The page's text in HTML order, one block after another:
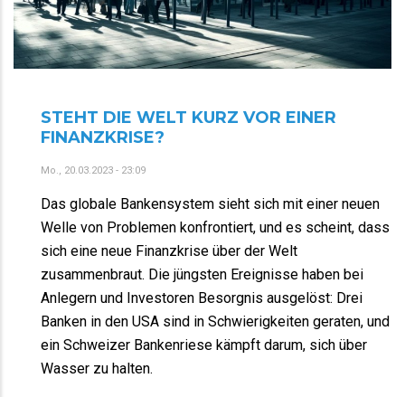
STEHT DIE WELT KURZ VOR EINER
FINANZKRISE?
Mo., 20.03.2023 - 23:09
Das globale Bankensystem sieht sich mit einer neuen
Welle von Problemen konfrontiert, und es scheint, dass
sich eine neue Finanzkrise über der Welt
zusammenbraut. Die jüngsten Ereignisse haben bei
Anlegern und Investoren Besorgnis ausgelöst: Drei
Banken in den USA sind in Schwierigkeiten geraten, und
ein Schweizer Bankenriese kämpft darum, sich über
Wasser zu halten.